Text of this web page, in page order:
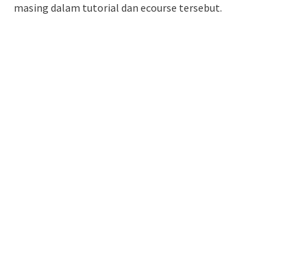
masing dalam tutorial dan ecourse tersebut.